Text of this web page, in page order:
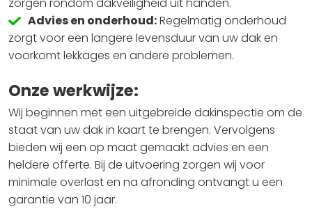
zorgen rondom dakveiligheid uit handen.
Advies en onderhoud:Regelmatig onderhoud
zorgt voor een langere levensduur van uw dak en
voorkomt lekkages en andere problemen.
Onze werkwijze:
Wij beginnen met een uitgebreide dakinspectie om de
staat van uw dak in kaart te brengen. Vervolgens
bieden wij een op maat gemaakt advies en een
heldere offerte. Bij de uitvoering zorgen wij voor
minimale overlast en na afronding ontvangt u een
garantie van 10 jaar.